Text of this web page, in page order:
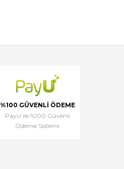
%100 GÜVENLI ÖDEME
PayU ile %100 Güvenli
Ödeme Sistemi